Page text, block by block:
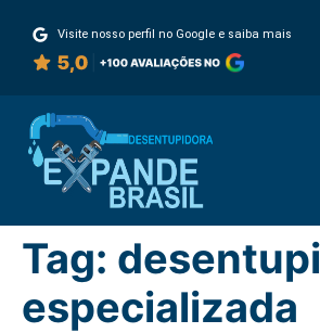
Visite nosso perfil no Google e saiba mais
Tag:
especializada